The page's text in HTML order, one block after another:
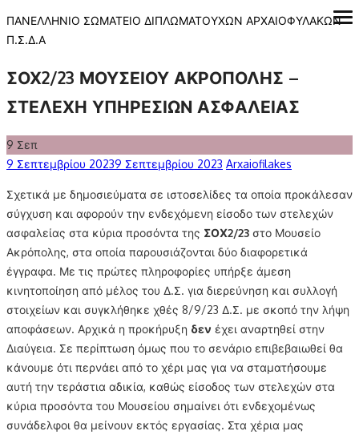
Skip
to
ΠΑΝΕΛΛΗΝΙΟ ΣΩΜΑΤΕΙΟ ΔΙΠΛΩΜΑΤΟΥΧΩΝ ΑΡΧΑΙΟΦΥΛΑΚΩΝ
Π.Σ.Δ.Α
ΣΟΧ2/23 ΜΟΥΣΕΙΟΥ ΑΚΡΟΠΟΛΗΣ –
ΣΤΕΛΕΧΗ ΥΠΗΡΕΣΙΩΝ ΑΣΦΑΛΕΙΑΣ
9 Σεπ
Posted
9 Σεπτεμβρίου 20239 Σεπτεμβρίου 2023 Author
Arxaiofilakes
Σχετικά με δημοσιεύματα σε ιστοσελίδες τα οποία προκάλεσαν
σύγχυση και αφορούν την ενδεχόμενη είσοδο των στελεχών
ασφαλείας στα κύρια προσόντα της ΣΟΧ2/23 στο Μουσείο
Ακρόπολης, στα οποία παρουσιάζονται δύο διαφορετικά
έγγραφα. Με τις πρώτες πληροφορίες υπήρξε άμεση
κινητοποίηση από μέλος του Δ.Σ. για διερεύνηση και συλλογή
στοιχείων και συγκλήθηκε χθές 8/9/23 Δ.Σ. με σκοπό την λήψη
αποφάσεων. Αρχικά η προκήρυξη δεν έχει αναρτηθεί στην
Διαύγεια. Σε περίπτωση όμως που το σενάριο επιβεβαιωθεί θα
κάνουμε ότι περνάει από το χέρι μας για να σταματήσουμε
αυτή την τεράστια αδικία, καθώς είσοδος των στελεχών στα
κύρια προσόντα του Μουσείου σημαίνει ότι ενδεχομένως
συνάδελφοι θα μείνουν εκτός εργασίας. Στα χέρια μας